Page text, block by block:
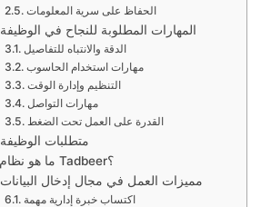
الحفاظ على سرية المعلومات
المهارات المطلوبة للنجاح في الوظيفة
الدقة والانتباه للتفاصيل
مهارات استخدام الحاسوب
التنظيم وإدارة الوقت
مهارات التواصل
القدرة على العمل تحت الضغط
متطلبات الوظيفة
ما هو نظام Tadbeer؟
مميزات العمل في مجال إدخال البيانات
اكتساب خبرة إدارية مهمة